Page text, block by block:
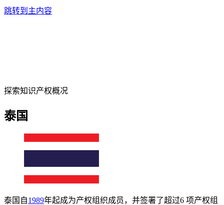
跳转到主内容
探索知识产权概况
泰国
泰国自1989年起成为产权组织成员，并签署了超过6 项产权组